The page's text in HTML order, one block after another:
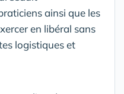
ainsi que les
en libéral sans
logistiques et